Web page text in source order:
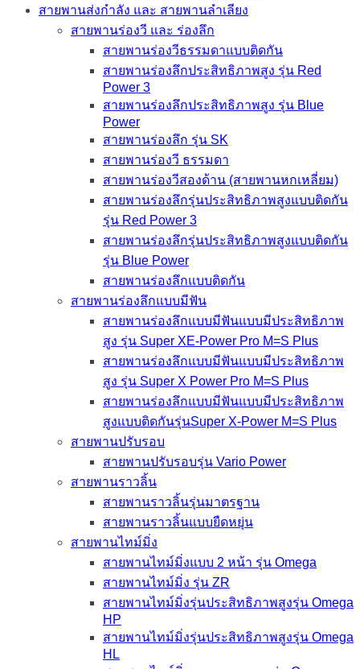
สายพานส่งกำลัง และ สายพานลำเลียง
สายพานร่องวี และ ร่องลึก
สายพานร่องวีธรรมดาแบบติดกัน
สายพานร่องลึกประสิทธิภาพสูง รุ่น Red
Power 3
สายพานร่องลึกประสิทธิภาพสูง รุ่น Blue
Power
สายพานร่องลึก รุ่น SK
สายพานร่องวี ธรรมดา
สายพานร่องวีสองด้าน (สายพานหกเหลี่ยม)
สายพานร่องลึกรุ่นประสิทธิภาพสูงแบบติดกัน
รุ่น Red Power 3
สายพานร่องลึกรุ่นประสิทธิภาพสูงแบบติดกัน
รุ่น Blue Power
สายพานร่องลึกแบบติดกัน
สายพานร่องลึกแบบมีฟัน
สายพานร่องลึกแบบมีฟันแบบมีประสิทธิภาพ
สูง รุ่น Super XE-Power Pro M=S Plus
สายพานร่องลึกแบบมีฟันแบบมีประสิทธิภาพ
สูง รุ่น Super X Power Pro M=S Plus
สายพานร่องลึกแบบมีฟันแบบมีประสิทธิภาพ
สูงแบบติดกันรุ่นSuper X-Power M=S Plus
สายพานปรับรอบ
สายพานปรับรอบรุ่น Vario Power
สายพานราวลิ้น
สายพานราวลิ้นรุ่นมาตรฐาน
สายพานราวลิ้นแบบยืดหยุ่น
สายพานไทม์มิ่ง
สายพานไทม์มิ่งแบบ 2 หน้า รุ่น Omega
สายพานไทม์มิ่ง รุ่น ZR
สายพานไทม์มิ่งรุ่นประสิทธิภาพสูงรุ่น Omega
HP
สายพานไทม์มิ่งรุ่นประสิทธิภาพสูงรุ่น Omega
HL